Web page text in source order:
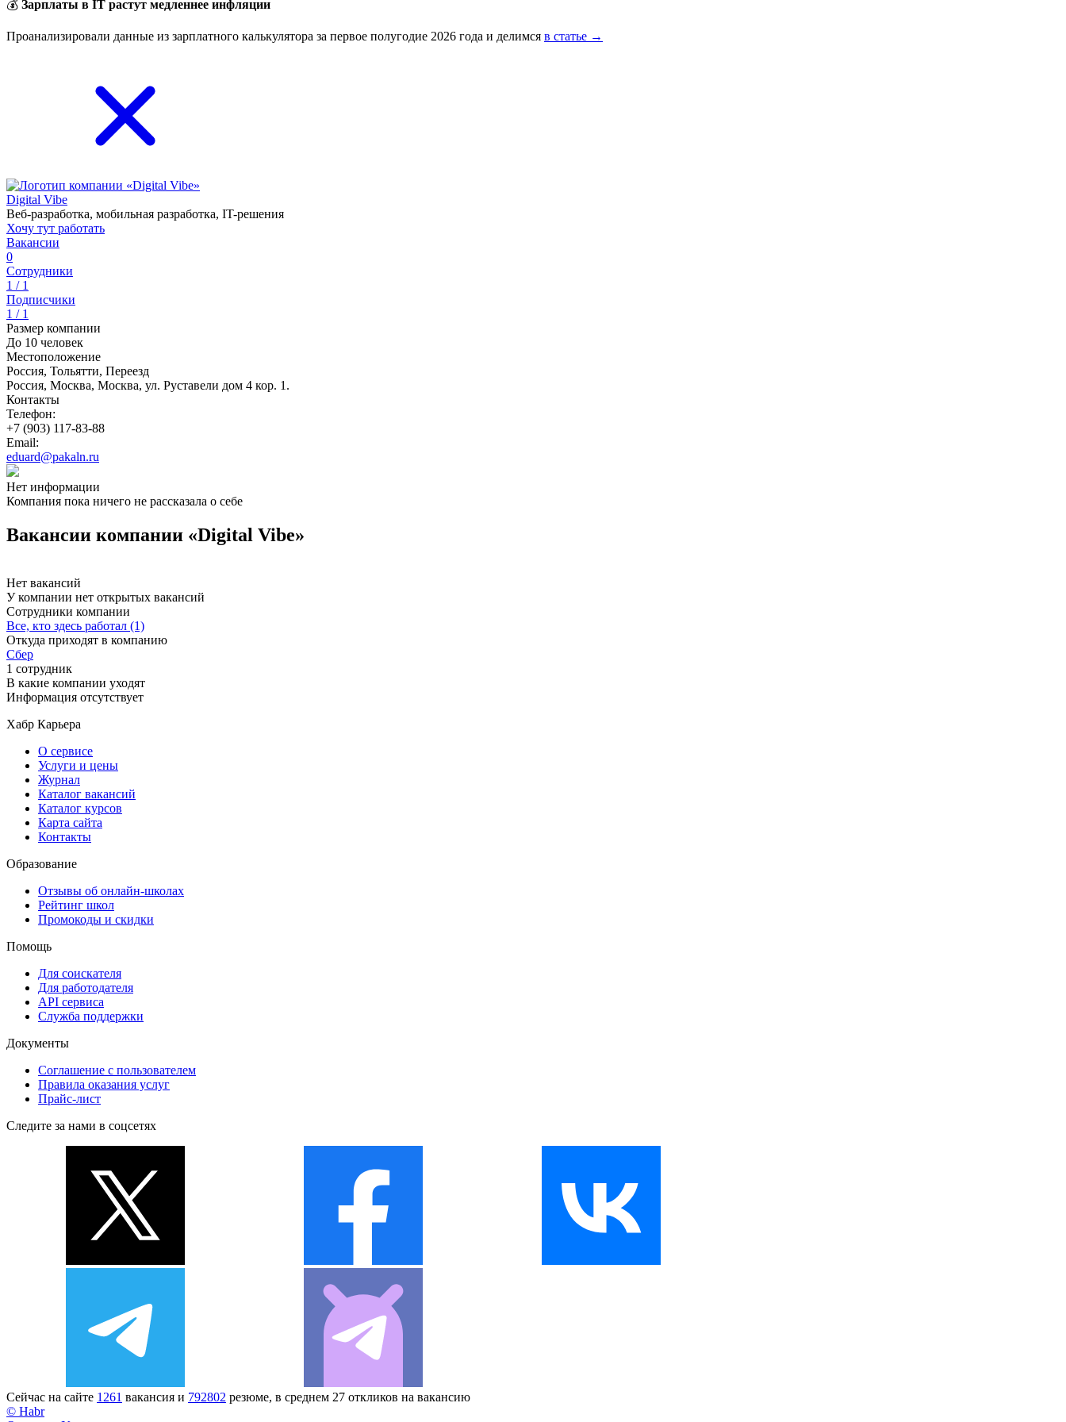
💰 Зарплаты в IT растут медленнее инфляции
Проанализировали данные из зарплатного калькулятора за первое полугодие 2026 года и делимся в статье →
Digital Vibe
Веб-разработка, мобильная разработка, IT-решения
Хочу тут работать
Вакансии
0
Сотрудники
1 / 1
Подписчики
1 / 1
Размер компании
До 10 человек
Местоположение
Россия, Тольятти, Переезд
Россия, Москва, Москва, ул. Руставели дом 4 кор. 1.
Контакты
Телефон:
+7 (903) 117-83-88
Email:
eduard@pakaln.ru
Нет информации
Компания пока ничего не рассказала о себе
Вакансии компании «Digital Vibe»
Нет вакансий
У компании нет открытых вакансий
Сотрудники компании
Все, кто здесь работал (1)
Откуда приходят в компанию
Сбер
1 сотрудник
В какие компании уходят
Информация отсутствует
Хабр Карьера
О сервисе
Услуги и цены
Журнал
Каталог вакансий
Каталог курсов
Карта сайта
Контакты
Образование
Отзывы об онлайн-школах
Рейтинг школ
Промокоды и скидки
Помощь
Для соискателя
Для работодателя
API сервиса
Служба поддержки
Документы
Соглашение с пользователем
Правила оказания услуг
Прайс-лист
Следите за нами в соцсетях
Сейчас на сайте 1261 вакансия и 792802 резюме, в среднем 27 откликов на вакансию
© Habr